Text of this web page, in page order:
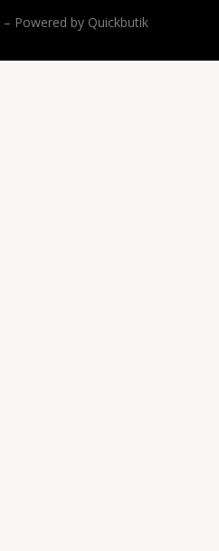
– Powered by Quickbutik